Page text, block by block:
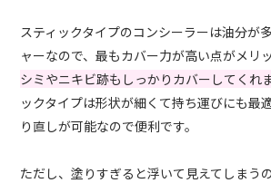
スティックタイプのコンシーラーは油分が
ャーなので、最もカバー力が高い点がメリッ
シミやニキビ跡もしっかりカバーしてくれま
ックタイプは形状が細くて持ち運びにも最
り直しが可能なので便利です。
ただし、塗りすぎると浮いて見えてしまう